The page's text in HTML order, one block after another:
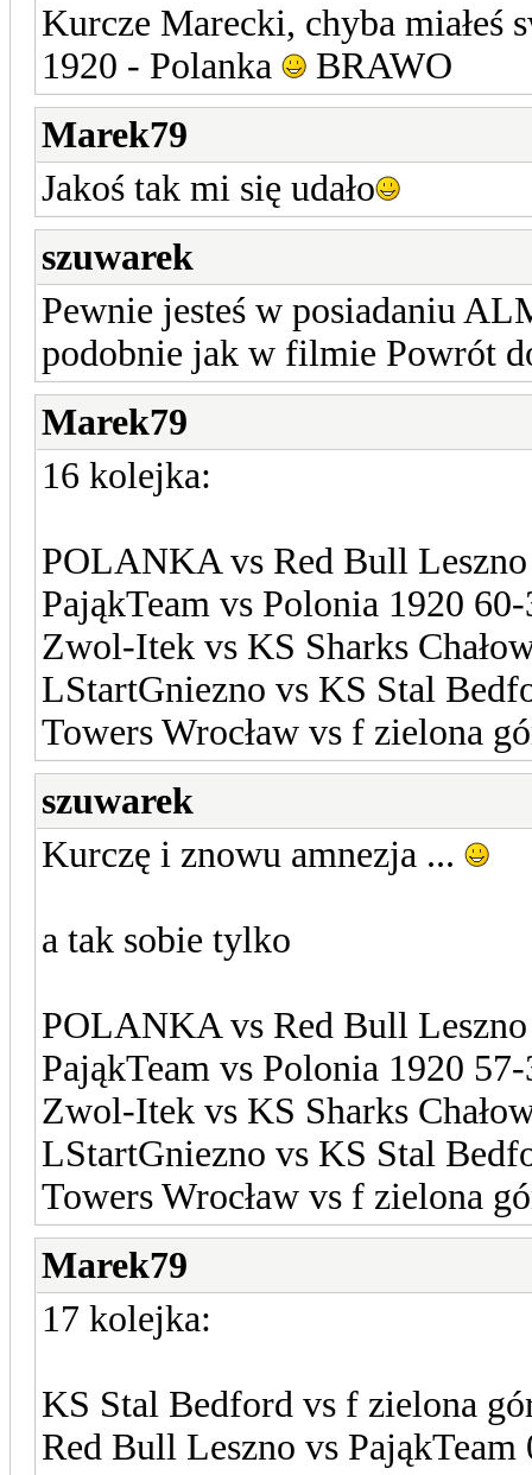
Kurcze Marecki, chyba miałeś
1920 - Polanka
BRAWO
Marek79
Jakoś tak mi się udało
szuwarek
Pewnie jesteś w posiadaniu
podobnie jak w filmie Powrót
Marek79
16 kolejka:
POLANKA vs Red Bull
PająkTeam vs Polonia 1920
Zwol-Itek vs KS Sharks
LStartGniezno vs KS Stal
Towers Wrocław vs f zielona
szuwarek
Kurczę i znowu amnezja ...
a tak sobie tylko
POLANKA vs Red Bull
PająkTeam vs Polonia 1920
Zwol-Itek vs KS Sharks
LStartGniezno vs KS Stal
Towers Wrocław vs f zielona
Marek79
17 kolejka:
KS Stal Bedford vs f zielona
Red Bull Leszno vs PająkTeam